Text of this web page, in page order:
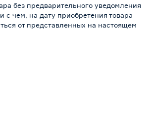
без предварительного уведомления
с чем, на дату приобретения товара
от представленных на настоящем